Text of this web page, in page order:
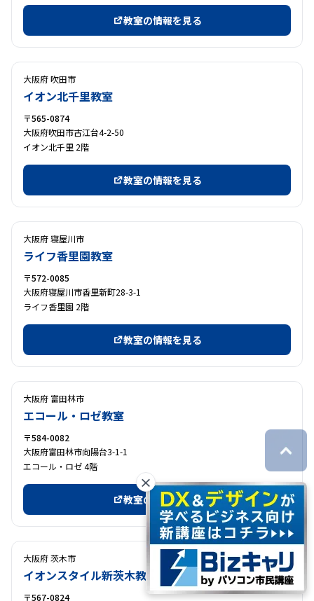
教室の情報を見る
大阪府 吹田市
イオン北千里教室
〒565-0874
大阪府吹田市古江台4-2-50
イオン北千里 2階
教室の情報を見る
大阪府 寝屋川市
ライフ香里園教室
〒572-0085
大阪府寝屋川市香里新町28-3-1
ライフ香里園 2階
教室の情報を見る
大阪府 富田林市
エコール・ロゼ教室
〒584-0082
大阪府富田林市向陽台3-1-1
エコール・ロゼ 4階
教室の情報を見る
大阪府 茨木市
イオンスタイル新茨木教室
〒567-0824
×